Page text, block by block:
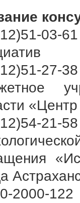
03-
2000-